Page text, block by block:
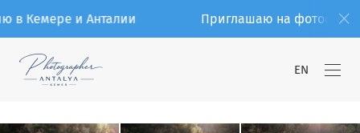
и Анталии Приглашаю на фотосессию в
EN